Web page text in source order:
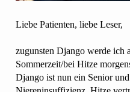
Liebe Patienten, liebe Leser,
zugunsten Django werde ich
Sommerzeit/bei Hitze
Django ist nun ein Senior